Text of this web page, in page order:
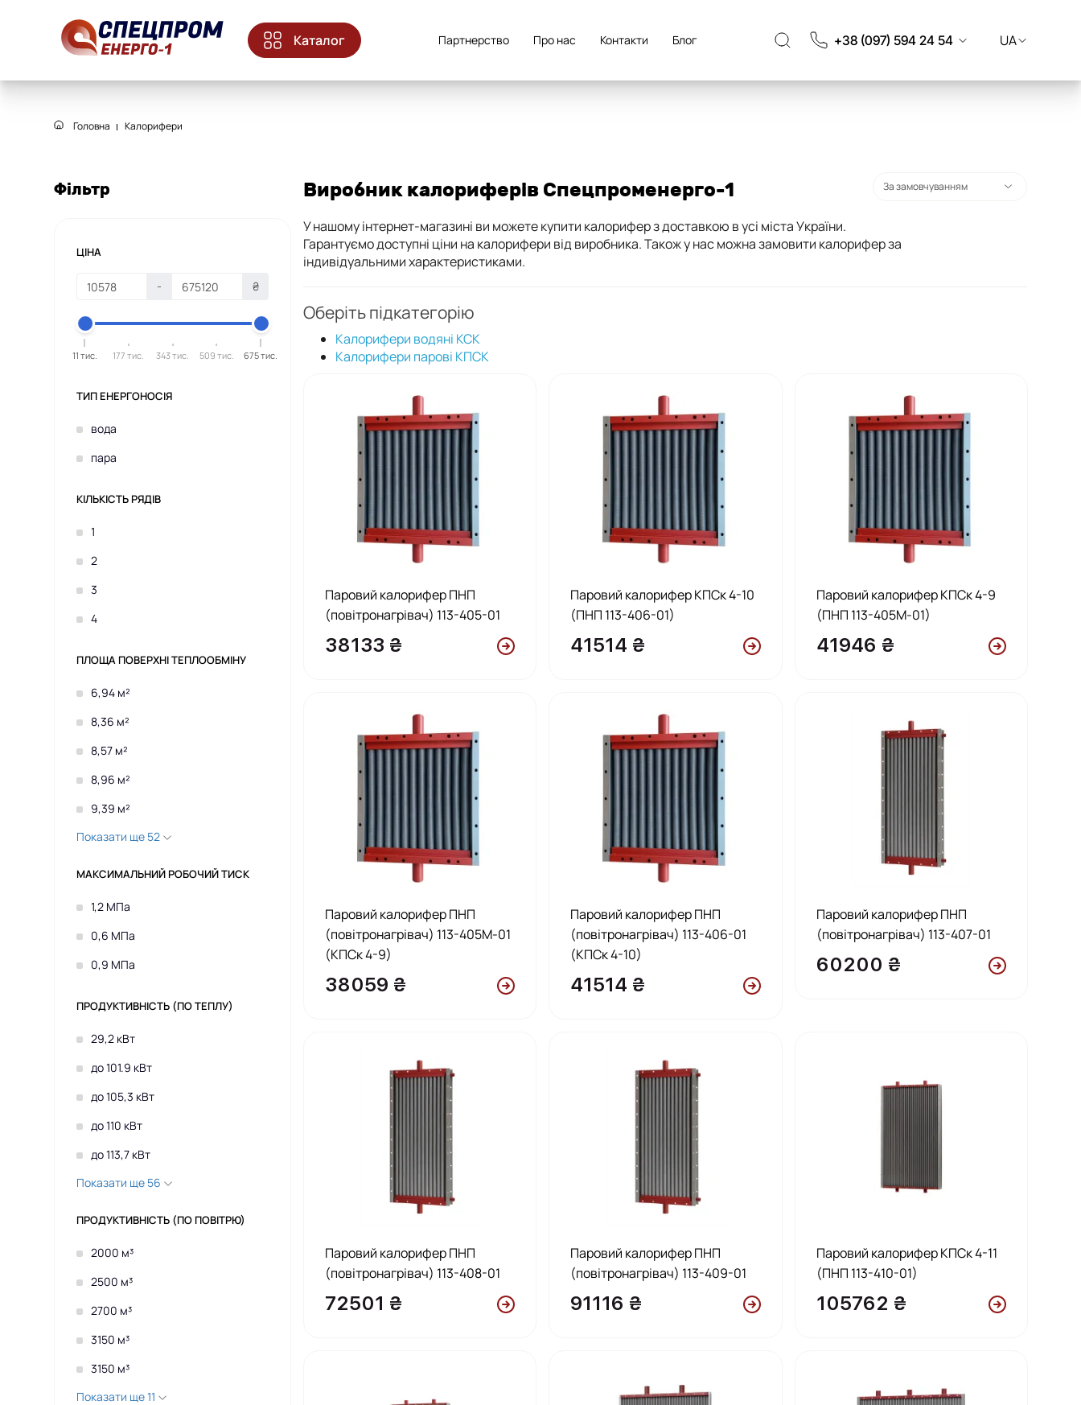
Каталог Партнерство Про нас Контакти Блог +38 (097) 594 24 54 UA
Головна Калорифери
Фільтр
ЦІНА
- ₴
11 тис. 177 тис. 343 тис. 509 тис. 675 тис.
ТИП ЕНЕРГОНОСІЯ
вода
пара
КІЛЬКІСТЬ РЯДІВ
1
2
3
4
ПЛОЩА ПОВЕРХНІ ТЕПЛООБМІНУ
6,94 м²
8,36 м²
8,57 м²
8,96 м²
9,39 м²
Показати ще 52
МАКСИМАЛЬНИЙ РОБОЧИЙ ТИСК
1,2 МПа
0,6 МПа
0,9 МПа
ПРОДУКТИВНІСТЬ (ПО ТЕПЛУ)
29,2 кВт
до 101.9 кВт
до 105,3 кВт
до 110 кВт
до 113,7 кВт
Показати ще 56
ПРОДУКТИВНІСТЬ (ПО ПОВІТРЮ)
2000 м³
2500 м³
2700 м³
3150 м³
3150 м³
Показати ще 11
Виробник калориферів Спецпроменерго-1
У нашому інтернет-магазині ви можете купити калорифер з доставкою в усі міста України.
Гарантуємо доступні ціни на калорифери від виробника. Також у нас можна замовити калорифер за
індивідуальними характеристиками.
Оберіть підкатегорію
Калорифери водяні КСК
Калорифери парові КПСК
Паровий калорифер ПНП
(повітронагрівач) 113-405-01
38133 ₴
Паровий калорифер КПСк 4-10
(ПНП 113-406-01)
41514 ₴
Паровий калорифер КПСк 4-9
(ПНП 113-405М-01)
41946 ₴
Паровий калорифер ПНП
(повітронагрівач) 113-405М-01
(КПСк 4-9)
38059 ₴
Паровий калорифер ПНП
(повітронагрівач) 113-406-01
(КПСк 4-10)
41514 ₴
Паровий калорифер ПНП
(повітронагрівач) 113-407-01
60200 ₴
Паровий калорифер ПНП
(повітронагрівач) 113-408-01
72501 ₴
Паровий калорифер ПНП
(повітронагрівач) 113-409-01
91116 ₴
Паровий калорифер КПСк 4-11
(ПНП 113-410-01)
105762 ₴